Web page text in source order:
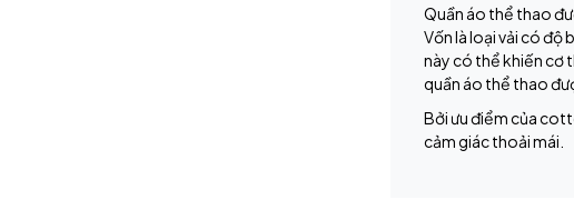
Quần áo thể thao
Vốn là loại vải có độ
này có thể khiến cơ
quần áo thể thao
Bởi ưu điểm của
cảm giác thoải mái.